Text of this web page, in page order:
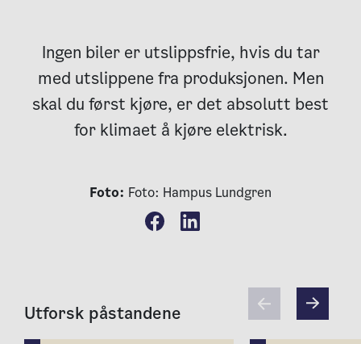
Ingen biler er utslippsfrie, hvis du tar
med utslippene fra produksjonen. Men
skal du først kjøre, er det absolutt best
for klimaet å kjøre elektrisk.
Foto: Foto: Hampus Lundgren
Utforsk påstandene